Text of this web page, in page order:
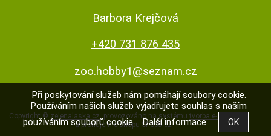
Barbora Krejčová
+420 731 876 435
zoo.hobby1@seznam.cz
Copyright © zelenalaska.cz,provozováno na systému tvorba e-shopu
apronájem e-shopu Shop5.cz
Při poskytování služeb nám pomáhají soubory cookie.
Používáním našich služeb vyjadřujete souhlas s naším
používáním souborů cookie. Další informace